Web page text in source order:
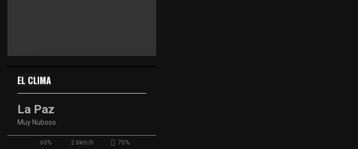
EL CLIMA
La Paz
Muy Nuboso
60% 2.6km/h 75%